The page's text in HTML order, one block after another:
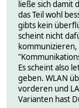
ließe sich damit
das Teil wohl
gibts kein
scheint nicht
Es scheint also
geben. WLAN
vorderen und
Varianten hast